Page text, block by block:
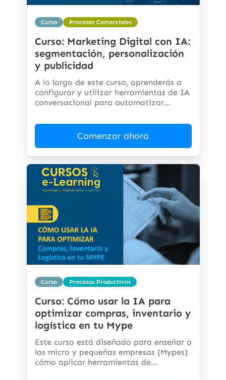
Curso Procesos Comerciales
Curso: Marketing Digital con IA:
segmentación, personalización
y publicidad
A lo largo de este curso, aprenderás a
configurar y utilizar herramientas de IA
conversacional para automatizar
Comenzar ahora
Curso Procesos Productivos
Curso: Cómo usar la IA para
optimizar compras, inventario y
logística en tu Mype
Este curso está diseñado para enseñar a
las micro y pequeñas empresas (Mypes)
cómo aplicar herramientas de